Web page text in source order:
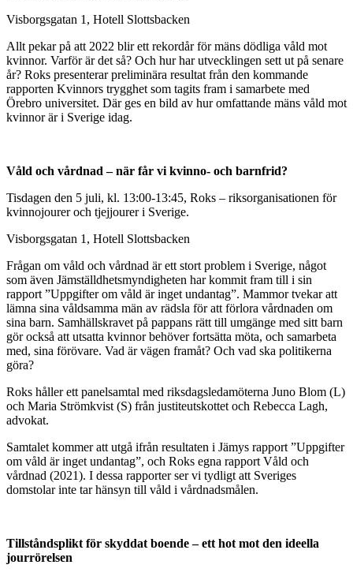
Visborgsgatan 1, Hotell Slottsbacken
Allt pekar på att 2022 blir ett rekordår för mäns dödliga våld mot
kvinnor. Varför är det så? Och hur har utvecklingen sett ut på senare
år? Roks presenterar preliminära resultat från den kommande
rapporten Kvinnors trygghet som tagits fram i samarbete med
Örebro universitet. Där ges en bild av hur omfattande mäns våld mot
kvinnor är i Sverige idag.
Våld och vårdnad – när får vi kvinno- och barnfrid?
Tisdagen den 5 juli, kl. 13:00-13:45, Roks – riksorganisationen för
kvinnojourer och tjejjourer i Sverige.
Visborgsgatan 1, Hotell Slottsbacken
Frågan om våld och vårdnad är ett stort problem i Sverige, något
som även Jämställdhetsmyndigheten har kommit fram till i sin
rapport ”Uppgifter om våld är inget undantag”. Mammor tvekar att
lämna sina våldsamma män av rädsla för att förlora vårdnaden om
sina barn. Samhällskravet på pappans rätt till umgänge med sitt barn
gör också att utsatta kvinnor behöver fortsätta möta, och samarbeta
med, sina förövare. Vad är vägen framåt? Och vad ska politikerna
göra?
Roks håller ett panelsamtal med riksdagsledamöterna Juno Blom (L)
och Maria Strömkvist (S) från justiteutskottet och Rebecca Lagh,
advokat.
Samtalet kommer att utgå ifrån resultaten i Jämys rapport ”Uppgifter
om våld är inget undantag”, och Roks egna rapport Våld och
vårdnad (2021). I dessa rapporter ser vi tydligt att Sveriges
domstolar inte tar hänsyn till våld i vårdnadsmålen.
Tillståndsplikt för skyddat boende – ett hot mot den ideella
jourrörelsen